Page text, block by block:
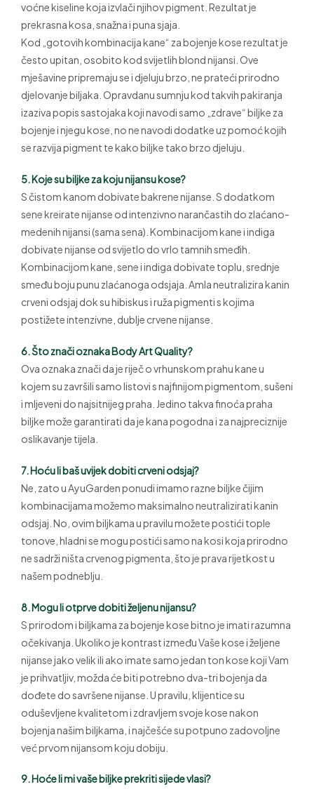
voćne kiseline koja izvlači njihov pigment. Rezultat je
prekrasna kosa, snažna i puna sjaja.
Kod „gotovih kombinacija kane“ za bojenje kose rezultat je
često upitan, osobito kod svijetlih blond nijansi. Ove
mješavine pripremaju se i djeluju brzo, ne prateći prirodno
djelovanje biljaka. Opravdanu sumnju kod takvih pakiranja
izaziva popis sastojaka koji navodi samo „zdrave“ biljke za
bojenje i njegu kose, no ne navodi dodatke uz pomoć kojih
se razvija pigment te kako biljke tako brzo djeluju.
5. Koje su biljke za koju nijansu kose?
S čistom kanom dobivate bakrene nijanse. S dodatkom
sene kreirate nijanse od intenzivno narančastih do zlaćano-
medenih nijansi (sama sena). Kombinacijom kane i indiga
dobivate nijanse od svijetlo do vrlo tamnih smeđih.
Kombinacijom kane, sene i indiga dobivate toplu, srednje
smeđu boju punu zlaćanoga odsjaja. Amla neutralizira kanin
crveni odsjaj dok su hibiskus i ruža pigmenti s kojima
postižete intenzivne, dublje crvene nijanse.
6. Što znači oznaka Body Art Quality?
Ova oznaka znači da je riječ o vrhunskom prahu kane u
kojem su završili samo listovi s najfinijom pigmentom, sušeni
i mljeveni do najsitnijeg praha. Jedino takva finoća praha
biljke može garantirati da je kana pogodna i za najpreciznije
oslikavanje tijela.
7. Hoću li baš uvijek dobiti crveni odsjaj?
Ne, zato u AyuGarden ponudi imamo razne biljke čijim
kombinacijama možemo maksimalno neutralizirati kanin
odsjaj. No, ovim biljkama u pravilu možete postići tople
tonove, hladni se mogu postići samo na kosi koja prirodno
ne sadrži ništa crvenog pigmenta, što je prava rijetkost u
našem podneblju.
8. Mogu li otprve dobiti željenu nijansu?
S prirodom i biljkama za bojenje kose bitno je imati razumna
očekivanja. Ukoliko je kontrast između Vaše kose i željene
nijanse jako velik ili ako imate samo jedan ton kose koji Vam
je prihvatljiv, možda će biti potrebno dva-tri bojenja da
dođete do savršene nijanse. U pravilu, klijentice su
oduševljene kvalitetom i zdravljem svoje kose nakon
bojenja našim biljkama, i najčešće su potpuno zadovoljne
već prvom nijansom koju dobiju.
9. Hoće li mi vaše biljke prekriti sijede vlasi?